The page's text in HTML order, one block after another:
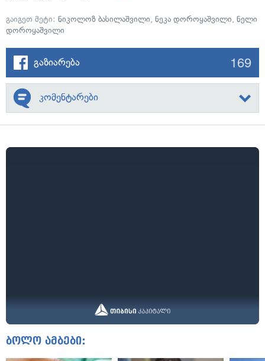
გაიგეთ მეტი: ნიკოლოზ ბასილაშვილი, ნეკა დოროყაშვილი, ნელი
დოროყაშვილი
გაზიარება 169
კომენტარები
ბოლო ამბები: